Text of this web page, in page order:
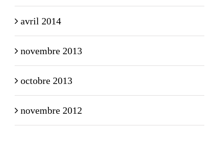
avril 2014
novembre 2013
octobre 2013
novembre 2012